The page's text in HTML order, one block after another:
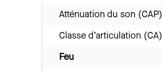
Atténuation du son (CAP)
Classe d’articulation (CA)
Feu